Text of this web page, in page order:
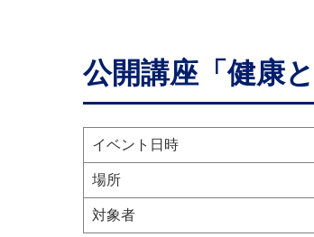
公開講座「健康
イベント日時
場所
対象者